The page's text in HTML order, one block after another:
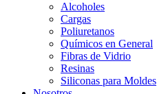
Alcoholes
Cargas
Poliuretanos
Químicos en General
Fibras de Vidrio
Resinas
Siliconas para Moldes